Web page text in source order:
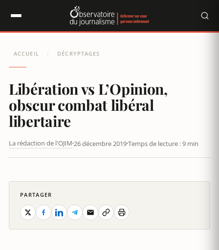
ACCUEIL / DÉCRYPTAGES
Libération vs L’Opinion,
obscur combat libéral
libertaire
La rédaction de l'OJIM 26 décembre 2019Temps de lecture : 9 min
PARTAGER
Panneau de gestion des cookies